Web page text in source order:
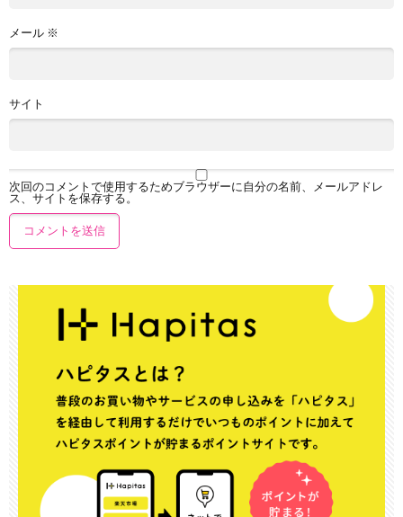
メール ※
サイト
次回のコメントで使用するためブラウザーに自分の名前、メールアドレ
ス、サイトを保存する。